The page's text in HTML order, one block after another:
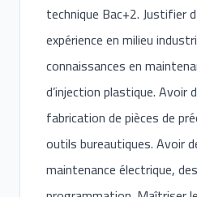
technique Bac+2. Justifier
expérience en milieu
connaissances en
d’injection plastique. Avoir
fabrication de pièces de
outils bureautiques. Avoir
maintenance électrique,